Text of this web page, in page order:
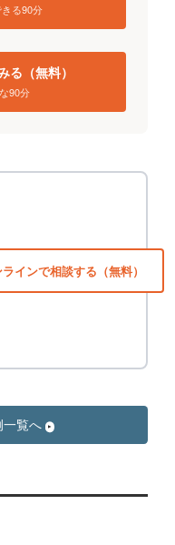
る90分
る（無料）
90分
インで相談する（無料）
一覧へ